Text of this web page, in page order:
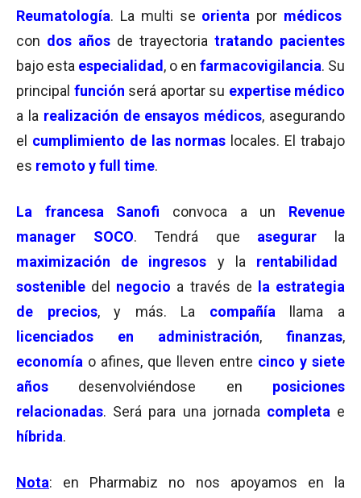
Reumatología. La multi se orienta por médicos
con dos años de trayectoria tratando pacientes
bajo esta especialidad , o en farmacovigilancia. Su
principal función será aportar su expertise médico
a la realización de ensayos médicos, asegurando
el cumplimiento de las normas locales. El trabajo
es remoto y full time.
La francesa Sanofi convoca a un Revenue
manager SOCO. Tendrá que asegurar
la
maximización de ingresos y la rentabilidad
sostenible del negocio a través de la estrategia
de precios, y más. La compañía
llama a
licenciados en administración, finanzas,
economía o afines, que lleven entre cinco y siete
años desenvolviéndose en posiciones
relacionadas. Será para una jornada completa e
híbrida.
Nota: en Pharmabiz no nos apoyamos en la